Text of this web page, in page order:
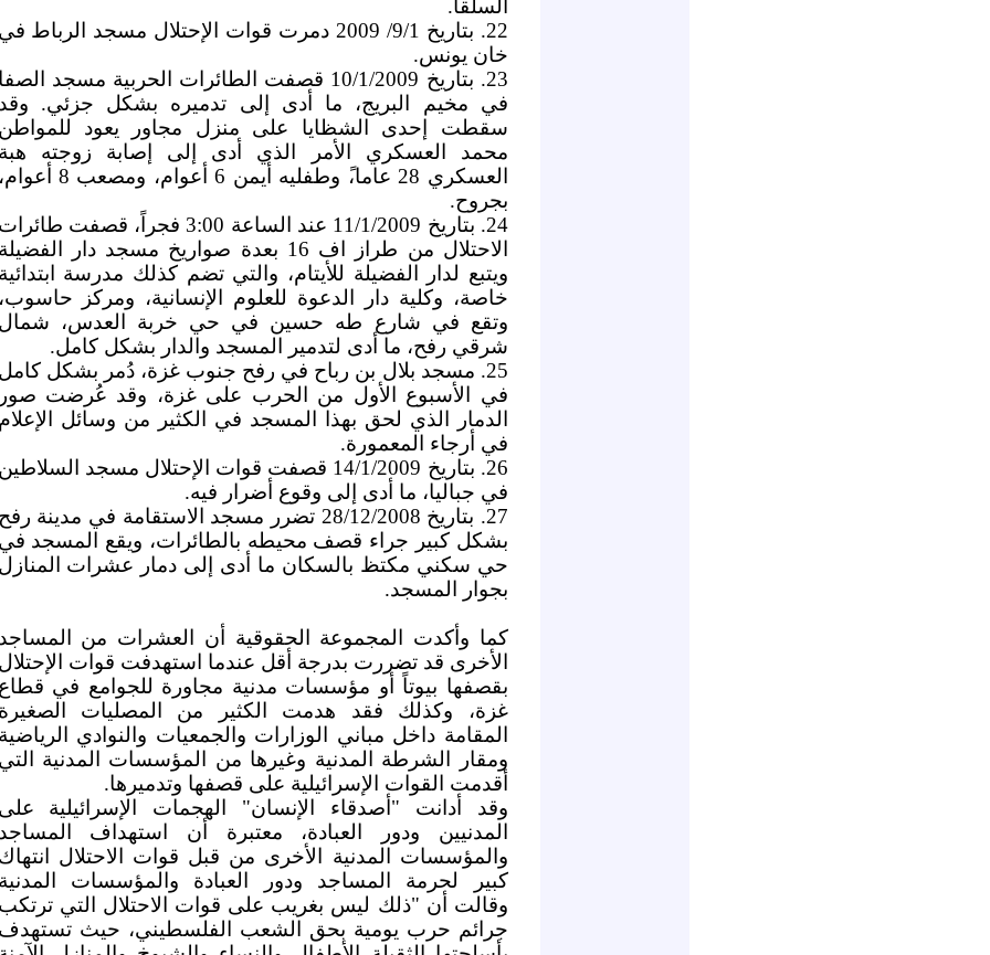
السلقا.
22. بتاريخ 9/1/ 2009 دمرت قوات الإحتلال مسجد الرباط
خان يونس.
23. بتاريخ 10/1/2009 قصفت الطائرات الحربية مسجد
في مخيم البريج، ما أدى إلى تدميره بشكل جزئي.
سقطت إحدى الشظايا على منزل مجاور يعود
محمد العسكري الأمر الذي أدى إلى إصابة زوجته
العسكري 28 عاما،ً وطفليه أيمن 6 أعوام، ومصعب 8
بجروح.
24. بتاريخ 11/1/2009 عند الساعة 3:00 فجراً، قصفت
الاحتلال من طراز اف 16 بعدة صواريخ مسجد دار
ويتبع لدار الفضيلة للأيتام، والتي تضم كذلك مدرسة
خاصة، وكلية دار الدعوة للعلوم الإنسانية، ومركز
وتقع في شارع طه حسين في حي خربة العدس،
شرقي رفح، ما أدى لتدمير المسجد والدار بشكل كامل.
25. مسجد بلال بن رباح في رفح جنوب غزة، دُمر بشكل
في الأسبوع الأول من الحرب على غزة، وقد عُرضت
الدمار الذي لحق بهذا المسجد في الكثير من وسائل
في أرجاء المعمورة.
26. بتاريخ 14/1/2009 قصفت قوات الإحتلال مسجد
في جباليا، ما أدى إلى وقوع أضرار فيه.
27. بتاريخ 28/12/2008 تضرر مسجد الاستقامة في مدينة
بشكل كبير جراء قصف محيطه بالطائرات، ويقع المسجد
حي سكني مكتظ بالسكان ما أدى إلى دمار عشرات
بجوار المسجد.
كما وأكدت المجموعة الحقوقية أن العشرات من
الأخرى قد تضررت بدرجة أقل عندما استهدفت قوات
بقصفها بيوتاً أو مؤسسات مدنية مجاورة للجوامع في
غزة، وكذلك فقد هدمت الكثير من المصليات
المقامة داخل مباني الوزارات والجمعيات والنوادي
ومقار الشرطة المدنية وغيرها من المؤسسات المدنية
أقدمت القوات الإسرائيلية على قصفها وتدميرها.
وقد أدانت "أصدقاء الإنسان" الهجمات الإسرائيلية
المدنيين ودور العبادة، معتبرة أن استهداف
والمؤسسات المدنية الأخرى من قبل قوات الاحتلال
كبير لحرمة المساجد ودور العبادة والمؤسسات
وقالت أن "ذلك ليس بغريب على قوات الاحتلال التي
جرائم حرب يومية بحق الشعب الفلسطيني، حيث